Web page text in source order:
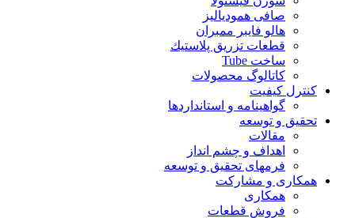
صافی همودیالیز
هالو فایبر ممبران
قطعات تزريق پلاستيك
ساخت Tube
کاتالوگ محصولات
کنترل کیفیت
گواهينامه و استانداردها
تحقيق و توسعه
مقالات
اهداف و چشم انداز
فرمهای تحقیق و توسعه
همکاری و مشارکت
همکاری
فروش قطعات